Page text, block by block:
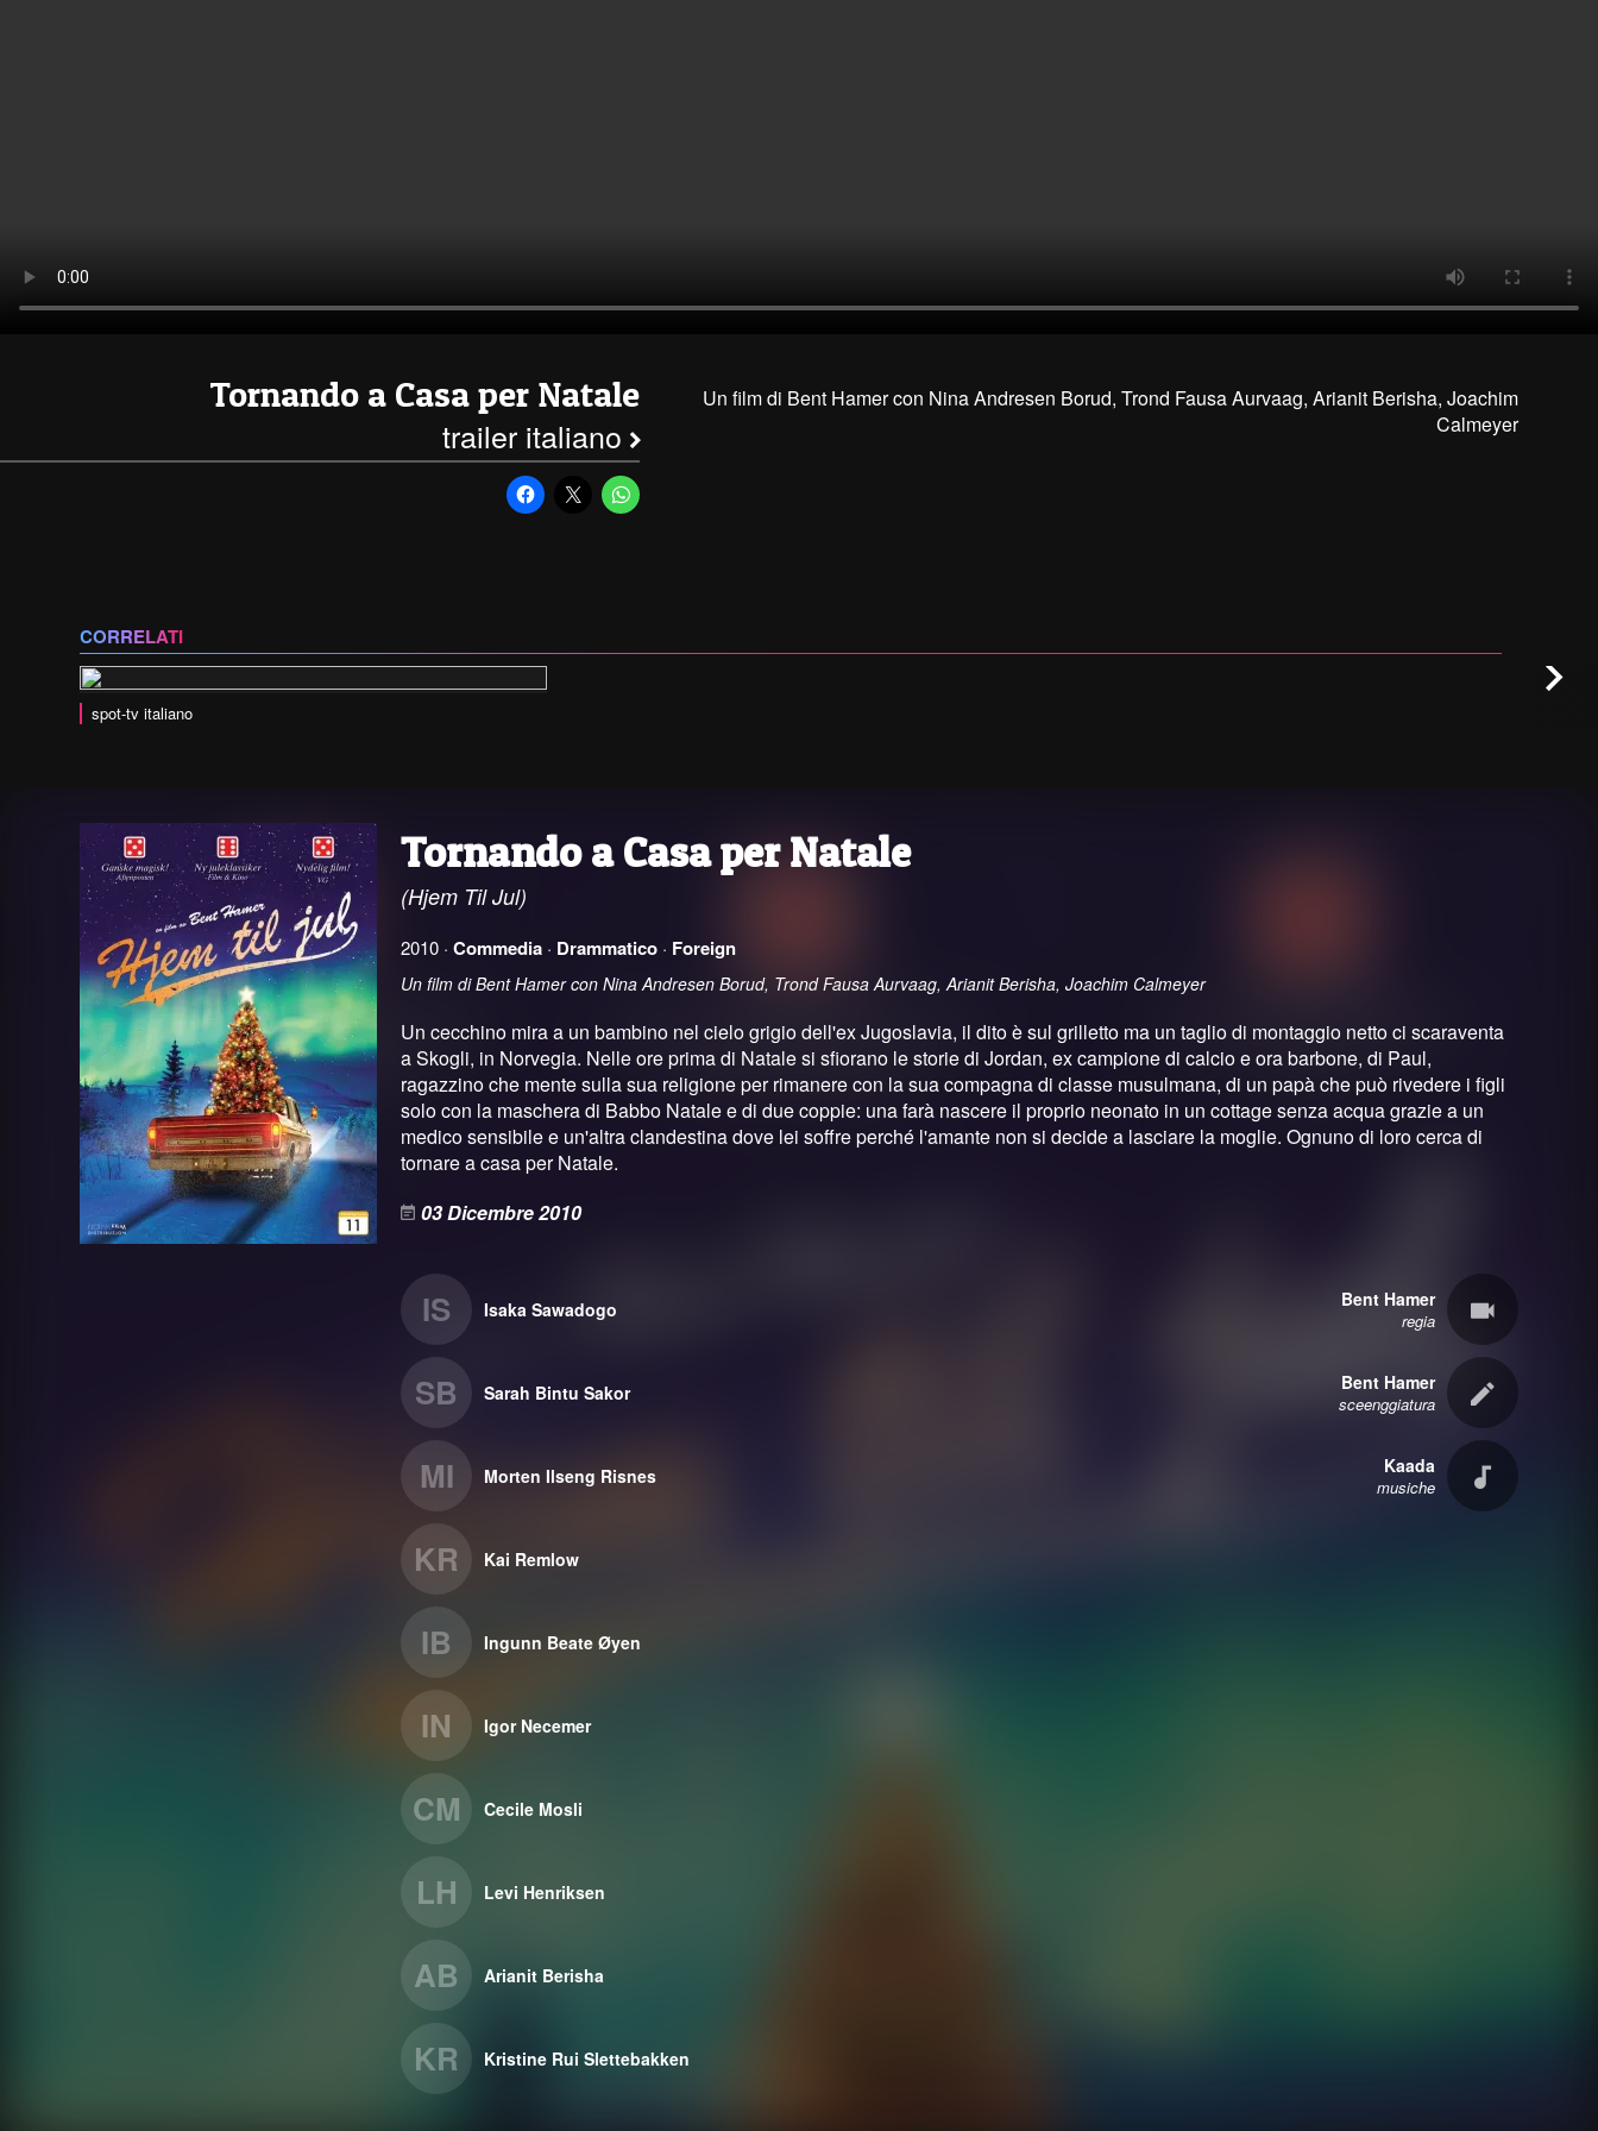
Tornando a Casa per Natale
trailer italiano
Un film di Bent Hamer con Nina Andresen Borud, Trond Fausa Aurvaag, Arianit Berisha, Joachim
Calmeyer
CORRELATI
spot-tv italiano
Tornando a Casa per Natale
(Hjem Til Jul)
2010 · Commedia · Drammatico · Foreign
Un film di Bent Hamer con Nina Andresen Borud, Trond Fausa Aurvaag, Arianit Berisha, Joachim Calmeyer
Un cecchino mira a un bambino nel cielo grigio dell'ex Jugoslavia, il dito è sul grilletto ma un taglio di montaggio netto ci scaraventa
a Skogli, in Norvegia. Nelle ore prima di Natale si sfiorano le storie di Jordan, ex campione di calcio e ora barbone, di Paul,
ragazzino che mente sulla sua religione per rimanere con la sua compagna di classe musulmana, di un papà che può rivedere i figli
solo con la maschera di Babbo Natale e di due coppie: una farà nascere il proprio neonato in un cottage senza acqua grazie a un
medico sensibile e un'altra clandestina dove lei soffre perché l'amante non si decide a lasciare la moglie. Ognuno di loro cerca di
tornare a casa per Natale.
03 Dicembre 2010
IS Isaka Sawadogo
SB Sarah Bintu Sakor
MI Morten Ilseng Risnes
KR Kai Remlow
IB Ingunn Beate Øyen
IN Igor Necemer
CM Cecile Mosli
LH Levi Henriksen
AB Arianit Berisha
KR Kristine Rui Slettebakken
Bent Hamer
regia
Bent Hamer
sceenggiatura
Kaada
musiche